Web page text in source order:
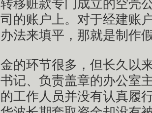
移赃款专门成立的空
的账户上。对于经建账
法来填平，那就是制作
的环节很多，但长久以
记、负责盖章的办公室
工作人员并没有认真履